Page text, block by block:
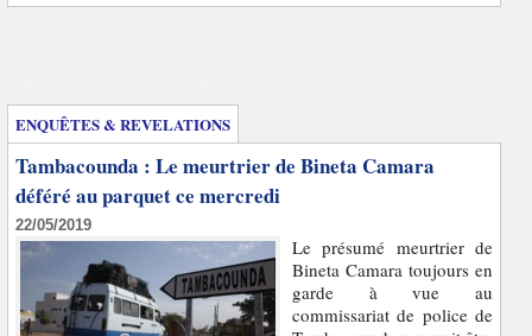
ENQUÊTES & REVELATIONS
Tambacounda : Le meurtrier de Bineta Camara
déféré au parquet ce mercredi
22/05/2019
Le présumé meurtrier de
Bineta Camara toujours en
garde à vue au
commissariat de police de